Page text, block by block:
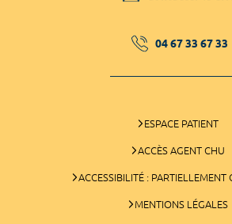
04 67 33 67 33
ESPACE PATIENT
ACCÈS AGENT CHU
ACCESSIBILITÉ : PARTIELLEMENT
MENTIONS LÉGALES